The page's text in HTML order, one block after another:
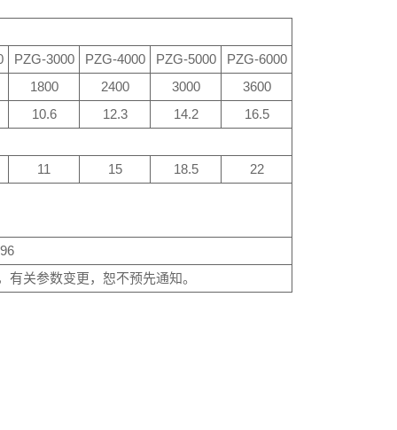
PZG-3000 PZG-4000 PZG-5000
PZG-6000
1800
2400 3000
3600
10.6
12.3 14.2 16.5
11 15 18.5 22
关参数变更，恕不预先通知。